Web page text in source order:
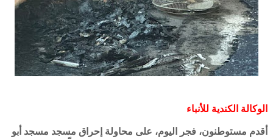
الوكالة الكندية للأنباء
أقدم مستوطنون، فجر اليوم، على محاولة إحراق مسجد مسجد أبو